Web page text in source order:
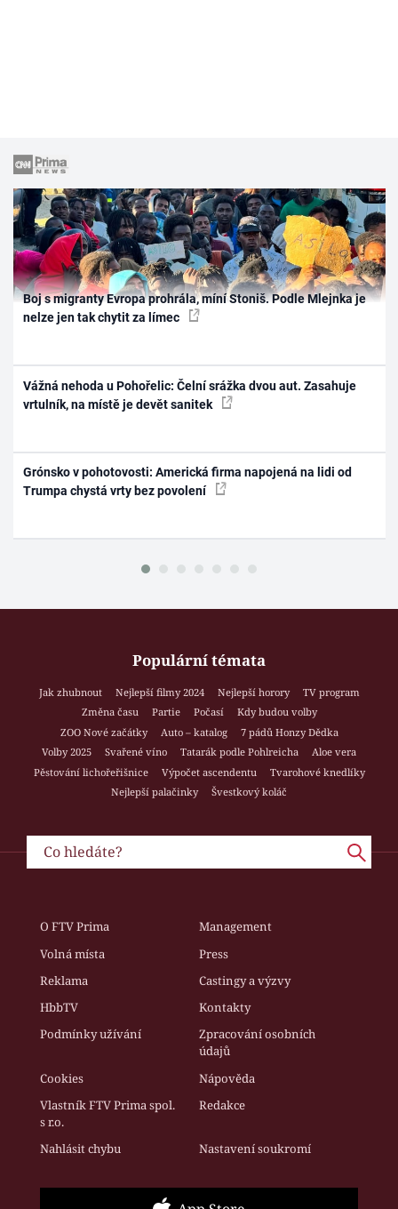
Boj s migranty Evropa prohrála, míní Stoniš. Podle Mlejnka je
nelze jen tak chytit za límec
Vážná nehoda u Pohořelic: Čelní srážka dvou aut. Zasahuje
vrtulník, na místě je devět sanitek
Grónsko v pohotovosti: Americká firma napojená na lidi od
Trumpa chystá vrty bez povolení
Populární témata
Jak zhubnout Nejlepší filmy 2024 Nejlepší horory
TV program
Změna času
Partie Počasí
Kdy budou volby
ZOO Nové začátky
Auto – katalog
7 pádů Honzy Dědka
Volby 2025
Svařené víno Tatarák podle Pohlreicha
Aloe vera
Pěstování lichořeřišnice
Výpočet ascendentu
Tvarohové knedlíky
Nejlepší palačinky
Švestkový koláč
O FTV Prima
Management
Volná místa
Press
Reklama
Castingy a výzvy
HbbTV
Kontakty
Podmínky užívání
Zpracování osobních
údajů
Cookies
Nápověda
Vlastník FTV Prima spol.
s r.o.
Redakce
Nahlásit chybu Nastavení soukromí